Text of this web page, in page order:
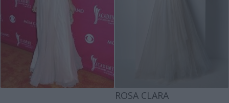
ROSA CLARA